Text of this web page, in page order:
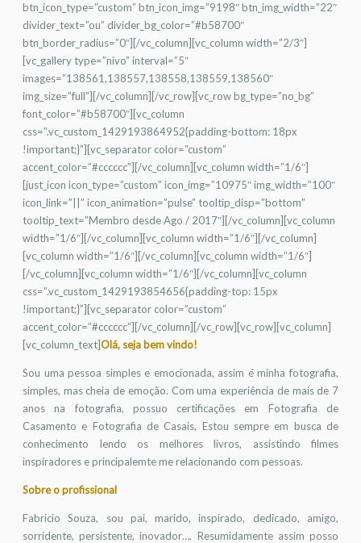
btn_icon_type=”custom” btn_icon_img=”9198″ btn_img_width=”22″
divider_text=”ou” divider_bg_color=”#b58700″
btn_border_radius=”0″][/vc_column][vc_column width=”2/3″]
[vc_gallery type=”nivo” interval=”5″
images=”138561,138557,138558,138559,138560″
img_size=”full”][/vc_column][/vc_row][vc_row bg_type=”no_bg”
font_color=”#b58700″][vc_column
css=”.vc_custom_1429193864952{padding-bottom: 18px
!important;}”][vc_separator color=”custom”
accent_color=”#cccccc”][/vc_column][vc_column width=”1/6″]
[just_icon icon_type=”custom” icon_img=”10975″ img_width=”100″
icon_link=”||” icon_animation=”pulse” tooltip_disp=”bottom”
tooltip_text=”Membro desde Ago / 2017″][/vc_column][vc_column
width=”1/6″][/vc_column][vc_column width=”1/6″][/vc_column]
[vc_column width=”1/6″][/vc_column][vc_column width=”1/6″]
[/vc_column][vc_column width=”1/6″][/vc_column][vc_column
css=”.vc_custom_1429193854656{padding-top: 15px
!important;}”][vc_separator color=”custom”
accent_color=”#cccccc”][/vc_column][/vc_row][vc_row][vc_column]
[vc_column_text]Olá, seja bem vindo!
Sou uma pessoa simples e emocionada, assim é minha fotografia,
simples, mas cheia de emoção. Com uma experiência de mais de 7
anos na fotografia, possuo certificações em Fotografia de
Casamento e Fotografia de Casais, Estou sempre em busca de
conhecimento lendo os melhores livros, assistindo filmes
inspiradores e principalemte me relacionando com pessoas.
Sobre o profissional
Fabricio Souza, sou pai, marido, inspirado, dedicado, amigo,
sorridente, persistente, inovador…. Resumidamente assim posso